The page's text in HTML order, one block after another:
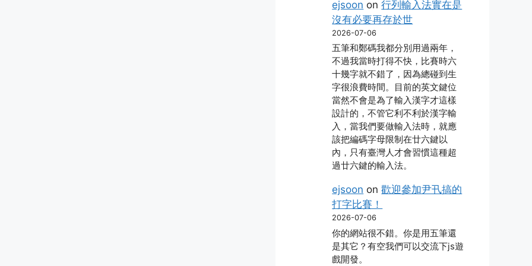
ejsoon on行列輸入法實在是
沒有必要再存於世
2026-07-06
五筆和鄭碼我都分別用過兩年，
不過我當時打得不快，比賽時六
十幾字就不錯了，因為總碰到生
字很浪費時間。目前的英文鍵位
當然不會是為了輸入漢字才這樣
設計的，不管它利不利於漢字輸
入，當我們要做輸入法時，就應
該把編碼字母限制在廿六鍵以
內，只有臺灣人才會習慣這種超
過廿六鍵的輸入法。
ejsoon on歡迎參加尹卂搞的
打字比賽！
2026-07-06
你的網站很不錯。你是用五筆還
是其它？有空我們可以交流下js遊
戲開發。